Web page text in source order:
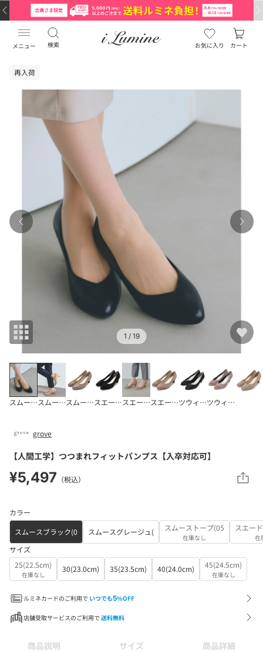
メニュー 検索 お気に入り カート
再入荷
1 / 19
スムースブラック(0
スムースグレージュ(
スムーストープ(05スエードブラック(4
スエードグレージュ(
スエードトープ(45
ツウィードブラック(
ツウィードトー
grove
【人間工学】つつまれフィットパンプス【入卒対応可】
¥5,497 （税込）
カラー
スムースブラック(0
スムースグレージュ( スムーストープ(05
在庫なし
スエー
在
サイズ
25(22.5cm)
在庫なし
30(23.0cm) 35(23.5cm) 40(24.0cm) 45(24.5cm)
在庫なし
ルミネカードのご利用で いつでも5%OFF
店舗受取サービスのご利用で 送料無料
商品説明 サイズ 商品詳細